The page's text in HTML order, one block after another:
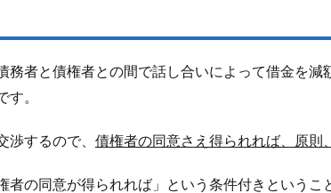
務者と債権者との間で話し合いによって借金を減
す。
渉するので、 債権者の同意さえ得られれば、原則
者の同意が得られれば」という条件付きというこ